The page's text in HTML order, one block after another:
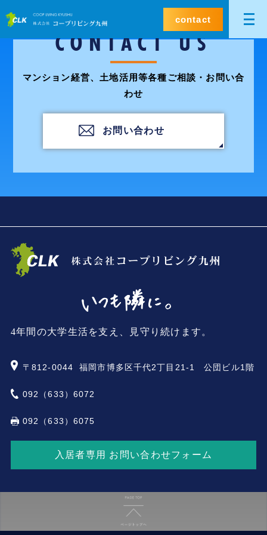
contact
CONTACT US
マンション経営、土地活用等各種ご相談・お問い合
わせ
お問い合わせ
4年間の大学生活を支え、見守り続けます。
〒812-0044 福岡市博多区千代2丁目21-1 公団ビル1階
092（633）6072
092（633）6075
入居者専用 お問い合わせフォーム